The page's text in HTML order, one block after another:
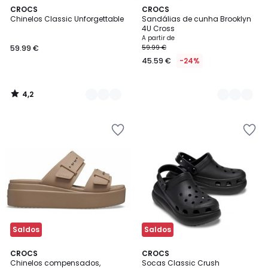
CROCS
Chinelos Classic Unforgettable
59.99 €
4,2
/ 5
2
Cores
4,2
/
CROCS
Sandálias de cunha Brooklyn
4U Cross
A partir de
59.99 €
45.59 € -24%
2
Cores
Saldos
CROCS
Chinelos compensados,
1
/
Saldos
CROCS
Socas Classic Crush
4,4
/ 5
2